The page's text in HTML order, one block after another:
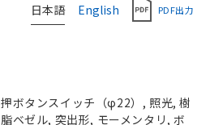
日本語 English PDF出力
押ボタンスイッチ（φ22）, 照光, 樹
脂ベゼル, 突出形, モーメンタリ, ボ